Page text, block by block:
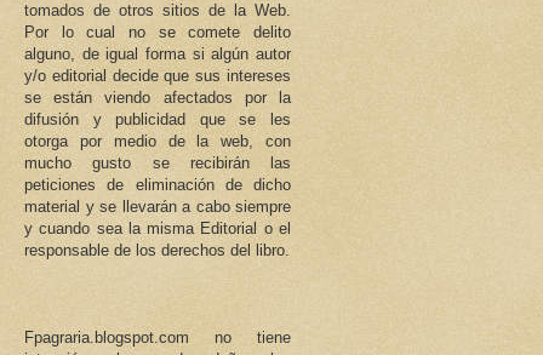
tomados de otros sitios de la Web.
Por lo cual no se comete delito
alguno, de igual forma si algún autor
y/o editorial decide que sus intereses
se están viendo afectados por la
difusión y publicidad que se les
otorga por medio de la web, con
mucho gusto se recibirán las
peticiones de eliminación de dicho
material y se llevarán a cabo siempre
y cuando sea la misma Editorial o el
responsable de los derechos del libro.
Fpagraria.blogspot.com no tiene